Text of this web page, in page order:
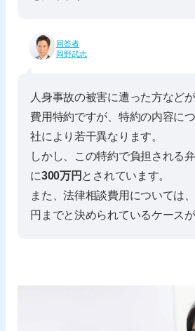
回答者
岡野武志
人身事故の被害に遭った方など
費用特約ですが、特約の内容に
社により若干異なります。
しかし、この特約で負担される
に300万円 とされています。
また、法律相談費用については
円までと決められているケースが